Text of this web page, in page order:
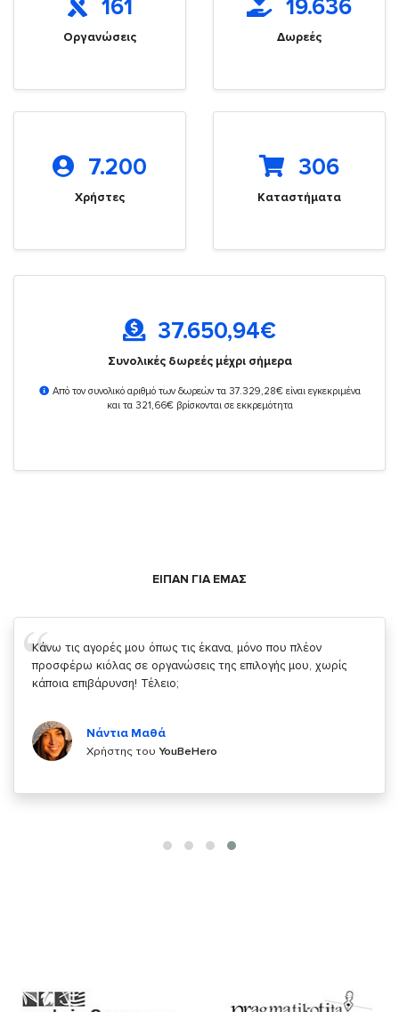
161
Οργανώσεις
19.636
Δωρεές
7.200
Χρήστες
306
Καταστήματα
37.650,94€
Συνολικές δωρεές μέχρι σήμερα
Από τον συνολικό αριθμό των δωρεών τα 37.329,28€ είναι εγκεκριμένα
και τα 321,66€ βρίσκονται σε εκκρεμότητα
ΕΙΠΑΝ ΓΙΑ ΕΜΑΣ
Σας ευχαριστώ που μας δίνετε την δυνατότητα να κάνουμε
κάτι!
Χρήστης τουYouBeHero